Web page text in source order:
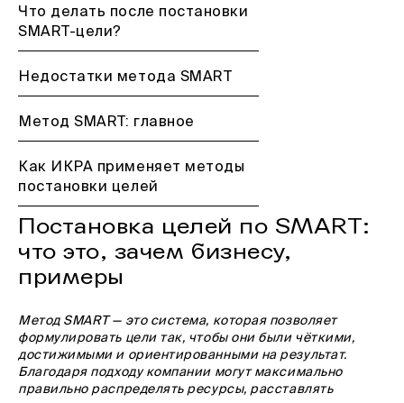
Что делать после постановки
SMART-цели?
Недостатки метода SMART
Метод SMART: главное
Как ИКРА применяет методы
постановки целей
Постановка целей по SMART:
что это, зачем бизнесу,
примеры
Метод SMART — это система, которая позволяет
формулировать цели так, чтобы они были чёткими,
достижимыми и ориентированными на результат.
Благодаря подходу компании могут максимально
правильно распределять ресурсы, расставлять